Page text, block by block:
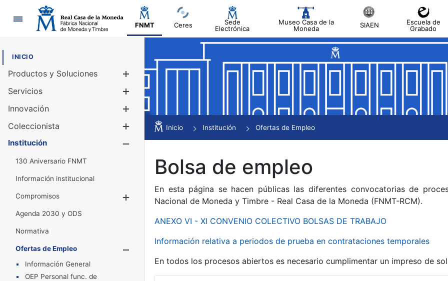
Navegación
FNMT Ceres
Sede
Electrónica
Museo Casa de la
Moneda
SIAEN
Escuela de
Grabado
INICIO
Productos y Soluciones
Mostrar/Ocultar
Servicios
Innovación
Coleccionista
Mostrar/Ocultar
Institución
130 Aniversario FNMT
Información institucional
Compromisos
Mostrar/Ocultar
Agenda 2030 y ODS
Normativa
Ofertas de Empleo
Información General
OEP Personal func. de
Inicio Institución Ofertas de Empleo
Bolsa de empleo
En esta página se hacen públicas las diferentes convocatorias de
Nacional de Moneda y Timbre - Real Casa de la Moneda (FNMT-RCM).
ANEXO VI - XI CONVENIO COLECTIVO BOLSAS DE TRABAJO
Información relativa a periodos de prueba en contrataciones temporales
En todos los procesos abiertos es necesario cumplimentar un impreso de